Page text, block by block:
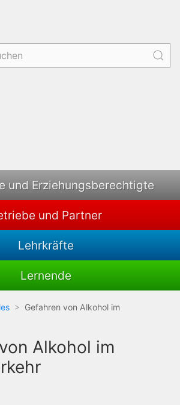
und Erziehungsberechtigte
und Partner
Lehrkräfte
Lernende
Gefahren von Alkohol im
Alkohol im